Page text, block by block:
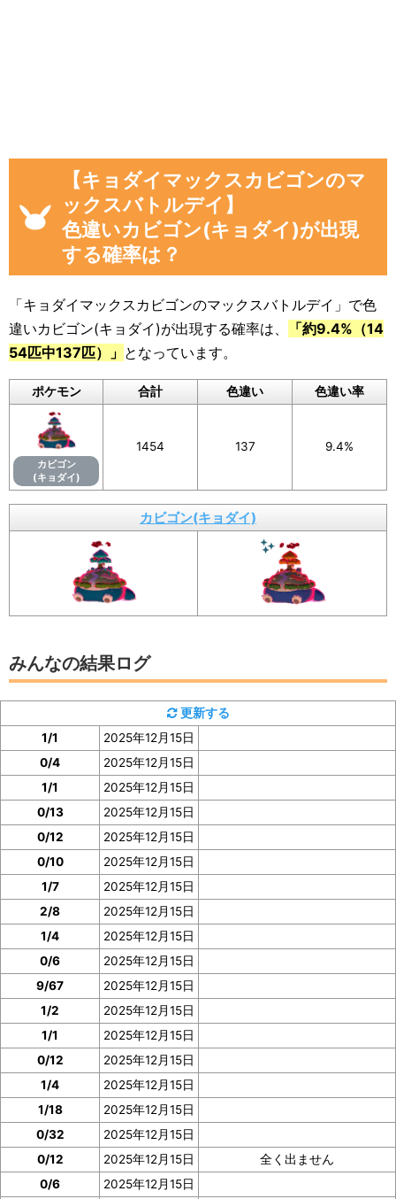
画像や集計結果の分母（見つけた数）には、
「現時点のカビゴン(キョダイ)を見つけた数(イ
ベント開始後)」から「イベント開始前のカビゴ
ン(キョダイ)を見つけた数」を引いた数が自動
計算され反映されるようになっています。
モンに遭遇した数をぜひ教えてください。
入力いただいた遭遇状況と「フリーコメント」
のログに公開されます。
画像を保存することもできるので、X（旧Twitte
r）などSNSでの共有にもぜひご活用ください。
イベント参加前に図鑑の「見つけた数」をスク
ショ、またはメモしておくと便利
カビゴン(キョダイ)の「見つけた数」は、カビゴン(キョ
イベント参加前に図鑑の「見つけた数」の部分のスクシ
ョを撮っておいたり、メモしておくと便利です。
ぜひご協力をお願いいたします。
【キョダイマックスカビゴンのマ
ックスバトルデイ】
色違いカビゴン(キョダイ)が出現
する確率は？
「キョダイマックスカビゴンのマックスバトルデイ」で色
違いカビゴン(キョダイ)が出現する確率は、
「約9.4%（14
54匹中137匹）」 となっています。
ポケモン 合計 色違い 色違い率
カビゴン
(キョダイ)
1454 137 9.4%
カビゴン(キョダイ)
みんなの結果ログ
更新する
1/1
2025年12月15日
0/4
2025年12月15日
1/1
2025年12月15日
0/13
2025年12月15日
0/12
2025年12月15日
0/10
2025年12月15日
1/7
2025年12月15日
2/8
2025年12月15日
1/4
2025年12月15日
0/6
2025年12月15日
9/67
2025年12月15日
1/2
2025年12月15日
1/1
2025年12月15日
0/12
2025年12月15日
1/4
2025年12月15日
1/18
2025年12月15日
0/32
2025年12月15日
0/12
2025年12月15日
全く出ません
0/6
2025年12月15日